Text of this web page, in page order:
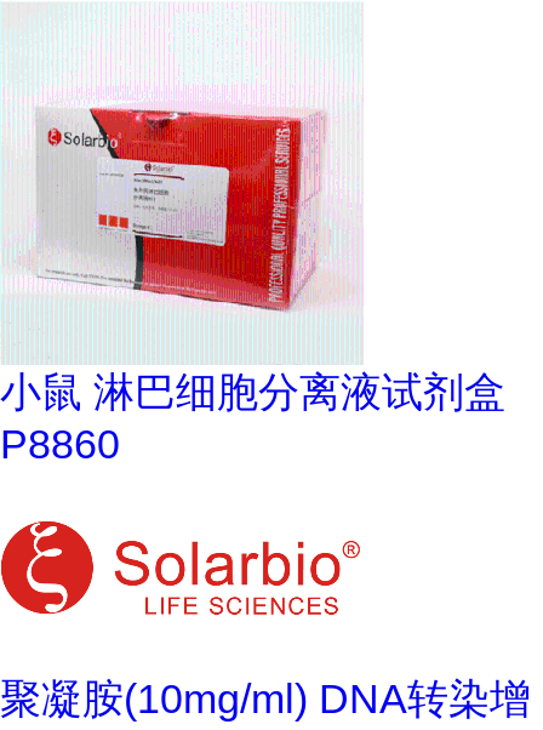
小鼠 淋巴细胞分离液试剂盒
P8860
聚凝胺(10mg/ml) DNA转染增